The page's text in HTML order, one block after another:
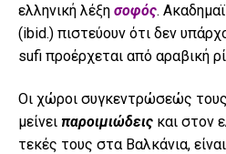
ελληνική λέξη σοφός.
(ibid.) πιστεύουν ότι δεν
sufi προέρχεται από αραβική
Οι χώροι συγκεντρώσεώς
μείνει παροιμιώδεις και στον
τεκές τους στα Βαλκάνια,